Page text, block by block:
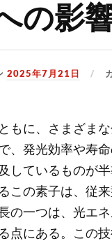
の影
2025年7月21日
もに、さまざま
、発光効率や寿
しているものが
この素子は、従
の一つは、光エ
点にある。この